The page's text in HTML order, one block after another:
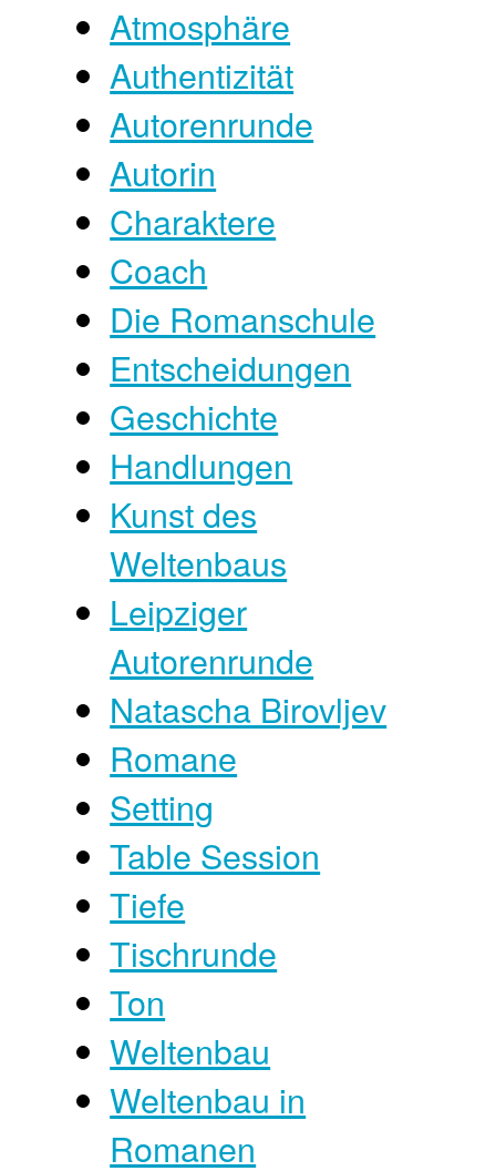
Atmosphäre
Authentizität
Autorenrunde
Autorin
Charaktere
Coach
Die Romanschule
Entscheidungen
Geschichte
Handlungen
Kunst des
Weltenbaus
Leipziger
Autorenrunde
Natascha Birovljev
Romane
Setting
Table Session
Tiefe
Tischrunde
Ton
Weltenbau
Weltenbau in
Romanen